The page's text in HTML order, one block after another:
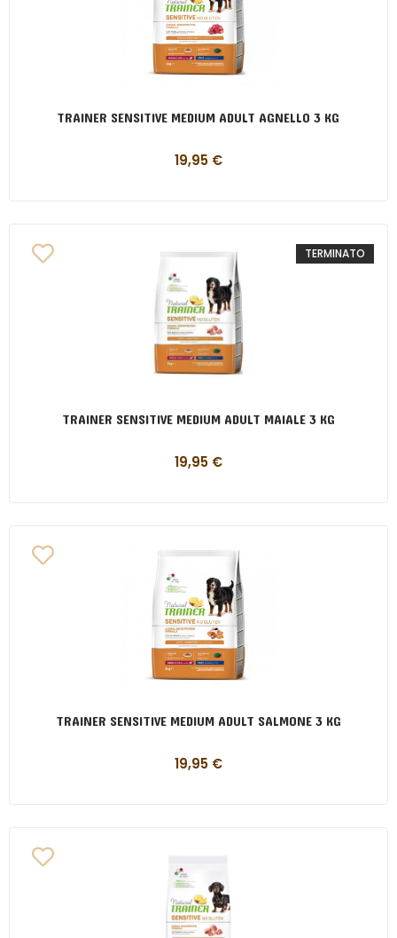
TRAINER SENSITIVE MEDIUM ADULT AGNELLO 3 KG
19,95 €
TERMINATO
TRAINER SENSITIVE MEDIUM ADULT MAIALE 3 KG
19,95 €
TRAINER SENSITIVE MEDIUM ADULT SALMONE 3 KG
19,95 €